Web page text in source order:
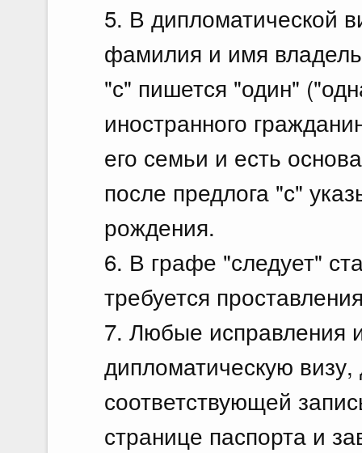
5. В дипломатической
фамилия и имя
"с" пишется "один"
иностранного
его семьи и есть
после предлога "с"
рождения.
6. В графе "следует"
требуется
7. Любые исправления
дипломатическую
соответствующей
странице паспорта и